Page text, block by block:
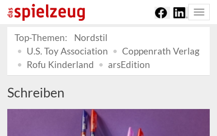
Top-Themen:
Nordstil
U.S. Toy Association
Coppenrath Verlag
Rofu Kinderland
arsEdition
Schreiben